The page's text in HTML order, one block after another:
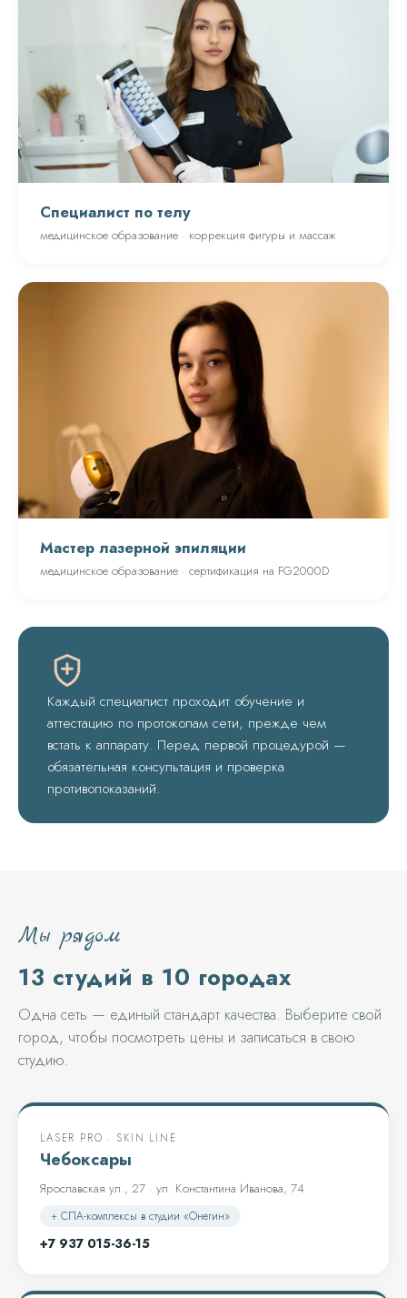
Специалист по телу
медицинское образование · коррекция фигуры и массаж
Мастер лазерной эпиляции
медицинское образование · сертификация на FG2000D
Каждый специалист проходит обучение и
аттестацию по протоколам сети, прежде чем
встать к аппарату. Перед первой процедурой —
обязательная консультация и проверка
противопоказаний.
Мы рядом
13 студий в 10 городах
Одна сеть — единый стандарт качества. Выберите свой
город, чтобы посмотреть цены и записаться в свою
студию.
LASER PRO · SKIN LINE
Чебоксары
Ярославская ул., 27 · ул. Константина Иванова, 74
+ СПА-комплексы в студии «Онегин»
+7 937 015-36-15